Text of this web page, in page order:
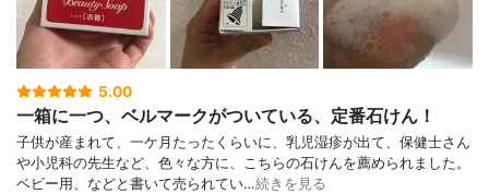
5.00
一箱に一つ、ベルマークがついている、定番石けん！
子供が産まれて、一ケ月たったくらいに、乳児湿疹が出て、保健士さん
や小児科の先生など、色々な方に、こちらの石けんを薦められました。
ベビー用、などと書いて売られてい…続きを見る